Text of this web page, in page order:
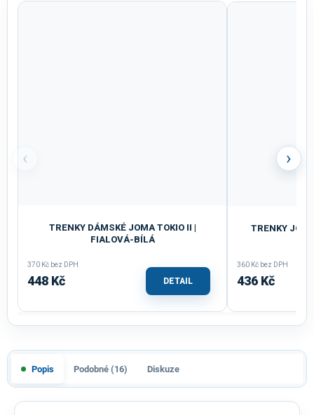
‹
TRENKY DÁMSKÉ JOMA TOKIO II |
FIALOVÁ-BÍLÁ
370 Kč bez DPH
448 Kč DETAIL
TRENKY
360 Kč bez DPH
436 Kč
›
Popis Podobné (16) Diskuze